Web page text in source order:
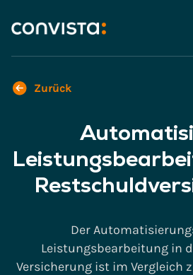
Suchen
Zurück
Der
Leistungsbearbeitung in
Versicherung ist im Vergleich